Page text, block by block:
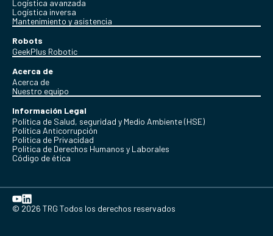
Logística avanzada
Logística inversa
Mantenimiento y asistencia
Robots
GeekPlus Robotic
Acerca de
Acerca de
Nuestro equipo
Información Legal
Política de Salud, seguridad y Medio Ambiente (HSE)
Política Anticorrupción
Politica de Privacidad
Política de Derechos Humanos y Laborales
Código de ética
© 2026 TRG Todos los derechos reservados